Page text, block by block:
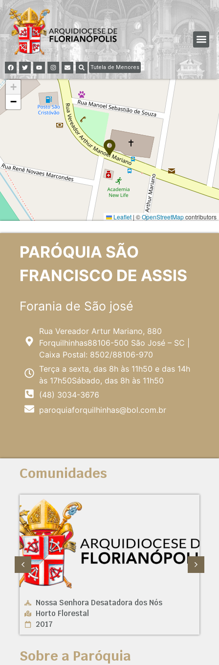
Tutela de Menores
+
−
Leaflet | ©OpenStreetMapcontributors
PARÓQUIA SÃO
FRANCISCO DE ASSIS
Forania de São josé
Rua Vereador Artur Mariano, 880
Forquilhinhas88106-500 São José – SC |
Caixa Postal: 8502/88106-970
Terça a sexta, das 8h às 11h50 e das 14h
às 17h50Sábado, das 8h às 11h50
(48) 3034-3676
paroquiaforquilhinhas@bol.com.br
Comunidades
Nossa Senhora Desatadora dos Nós
Horto Florestal
2017
Sobre a Paróquia